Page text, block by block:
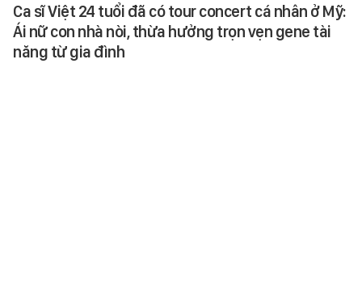
Ca sĩ Việt 24 tuổi đã có tour concert cá nhân ở Mỹ:
Ái nữ con nhà nòi, thừa hưởng trọn vẹn gene tài
năng từ gia đình